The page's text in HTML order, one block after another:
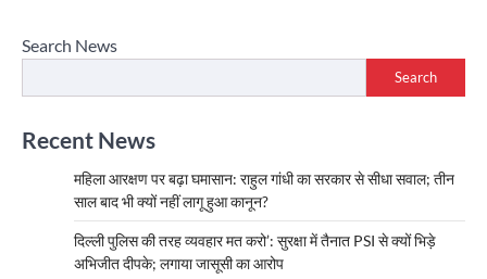
Search News
Search
Recent News
महिला आरक्षण पर बढ़ा घमासान: राहुल गांधी का सरकार से सीधा सवाल; तीन
साल बाद भी क्यों नहीं लागू हुआ कानून?
दिल्ली पुलिस की तरह व्यवहार मत करो’: सुरक्षा में तैनात PSI से क्यों भिड़े
अभिजीत दीपके; लगाया जासूसी का आरोप